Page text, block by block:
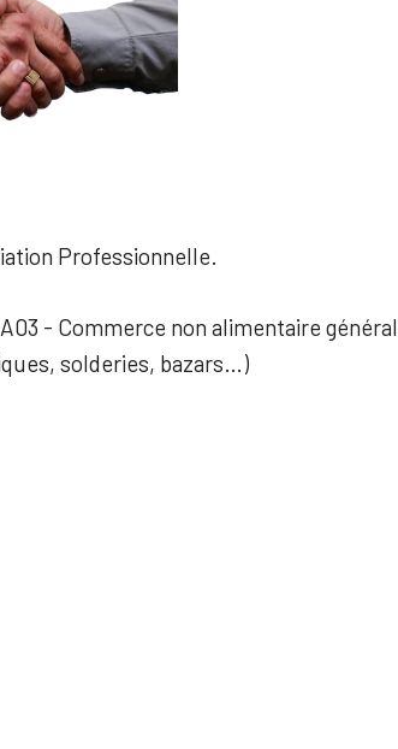
Professionnelle.
- Commerce non alimentaire
solderies, bazars…)